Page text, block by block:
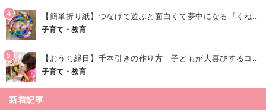
4 【簡単折り紙】つなげて遊ぶと面白くて夢中になる『くねくねへびさんの作り方』
子育て・教育
5 【おうち縁日】千本引きの作り方｜子どもが大喜びするコツやアイデア♪
子育て・教育
新着記事